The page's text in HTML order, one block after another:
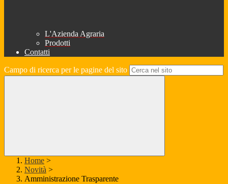
L'Azienda Agraria
Prodotti
Contatti
Campo di ricerca per le pagine del sito
Home >
Novità >
Amministrazione Trasparente